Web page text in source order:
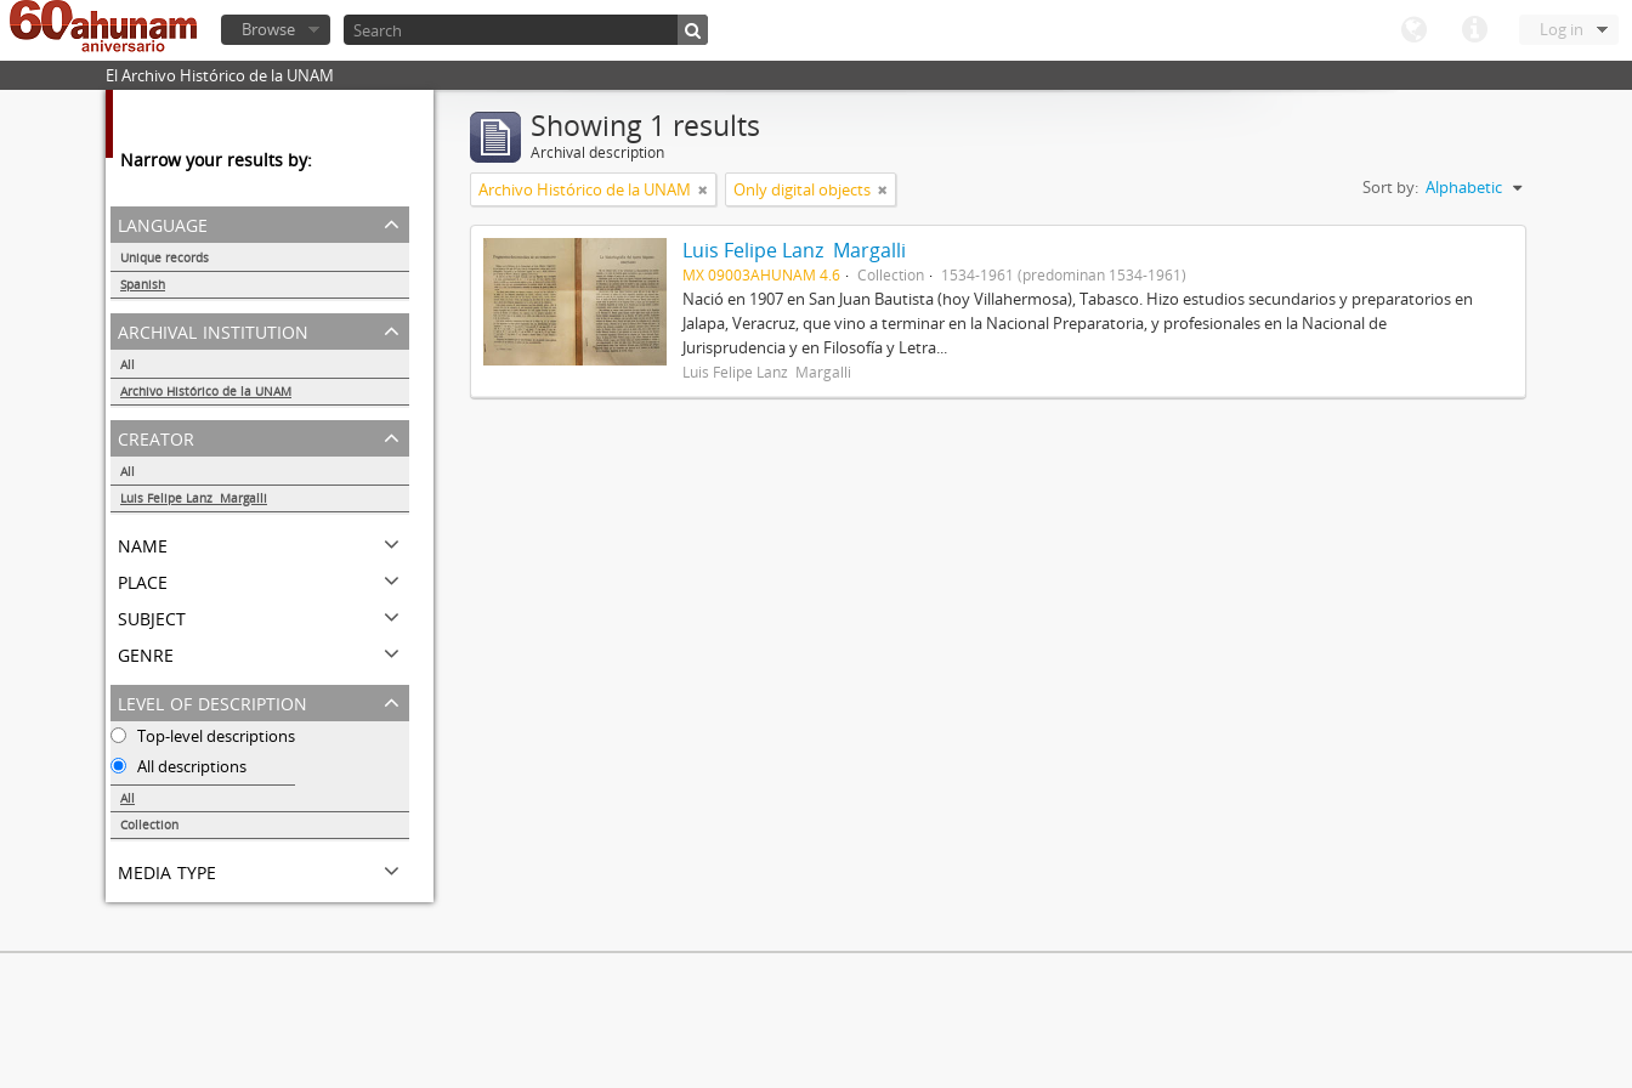
Log in
Browse
El Archivo Histórico de la UNAM
Narrow your results by:
language
Unique records
Spanish
1
archival institution
All
Archivo Histórico de la UNAM
1
creator
All
Luis Felipe Lanz Margalli
name
place
subject
genre
level of description
Top-level descriptions
All descriptions
All
Collection
media type
Showing 1 results
Archival description
Archivo Histórico de la UNAM Only digital objects Sort by: Alphabetic
Luis Felipe Lanz Margalli
MX 09003AHUNAM 4.6 Collection 1534-1961 (predominan 1534-1961)
Nació en 1907 en San Juan Bautista (hoy Villahermosa), Tabasco. Hizo estudios secundarios y preparatorios en
Jalapa, Veracruz, que vino a terminar en la Nacional Preparatoria, y profesionales en la Nacional de
Jurisprudencia y en Filosofía y Letra...
Luis Felipe Lanz Margalli